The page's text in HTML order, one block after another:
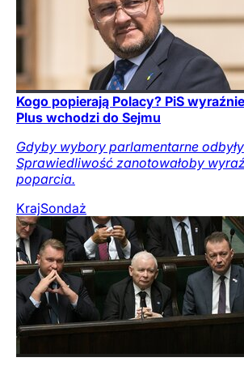
Kogo popierają Polacy? PiS
Plus wchodzi do Sejmu
Gdyby wybory parlamentarne
Sprawiedliwość zanotowałoby
poparcia.
KrajSondaż